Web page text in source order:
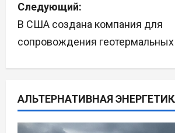
и
г
и
Следующий:
В США создана компания для
сопровождения геотермальных
АЛЬТЕРНАТИВНАЯ